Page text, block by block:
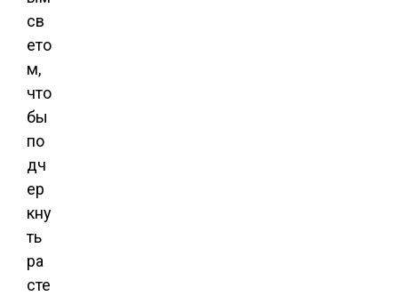
св
ето
м,
что
бы
по
дч
ер
кну
ть
ра
сте